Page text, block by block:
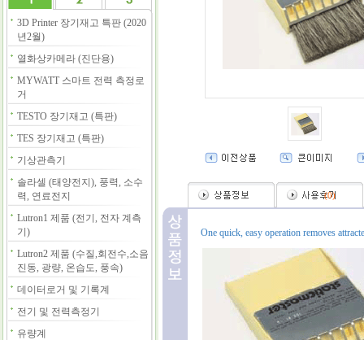
3D Printer 장기재고 특판 (2020
년2월)
열화상카메라 (진단용)
MYWATT 스마트 전력 측정로
거
TESTO 장기재고 (특판)
TES 장기재고 (특판)
기상관측기
솔라셀 (태양전지), 풍력, 소수
력, 연료전지
Lutron1 제품 (전기, 전자 계측
기)
Lutron2 제품 (수질,회전수,소음
진동, 광량, 온습도, 풍속)
데이터로거 및 기록계
전기 및 전력측정기
유량계
(0)
One quick, easy operation removes